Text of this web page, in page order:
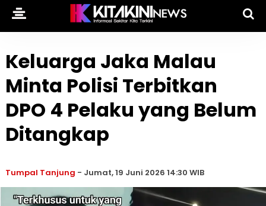
Keluarga Jaka Malau
Minta Polisi Terbitkan
DPO 4 Pelaku yang Belum
Ditangkap
Tumpal Tanjung - Jumat, 19 Juni 2026 14:30 WIB